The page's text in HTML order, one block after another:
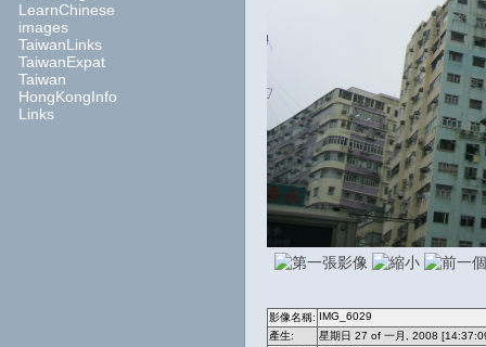
LearnChinese
images
TaiwanLinks
TaiwanExpat
Taiwan
HongKongInfo
Links
影像名稱:
IMG_6029
產生:
星期日 27 of 一月, 2008